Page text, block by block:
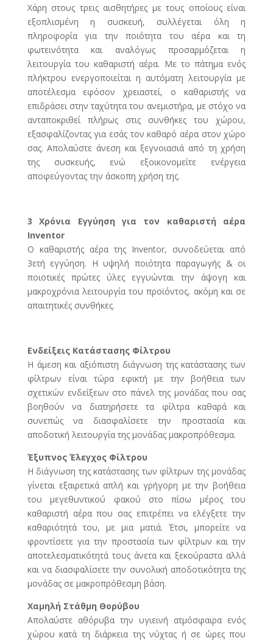
Χάρη στους τρεις αισθητήρες με τους οποίους είναι
εξοπλισμένη η συσκευή, συλλέγεται όλη η
πληροφορία για την ποιότητα του αέρα και τη
φωτεινότητα και αναλόγως προσαρμόζεται η
λειτουργία του καθαριστή αέρα. Με το πάτημα ενός
πλήκτρου ενεργοποιείται η αυτόματη λειτουργία με
αποτέλεσμα εφόσον χρειαστεί, ο καθαριστής να
επιδράσει στην ταχύτητα του ανεμιστήρα, με στόχο να
ανταποκριθεί πλήρως στις συνθήκες του χώρου,
εξασφαλίζοντας για εσάς τον καθαρό αέρα στον χώρο
σας. Απολαύστε άνεση και ξεγνοιασιά από τη χρήση
της συσκευής, ενώ εξοικονομείτε ενέργεια
αποφεύγοντας την άσκοπη χρήση της.
3 Χρόνια Εγγύηση για τον καθαριστή αέρα
Inventor
Ο καθαριστής αέρα της Inventor, συνοδεύεται από
3ετή εγγύηση. Η υψηλή ποιότητα παραγωγής & οι
ποιοτικές πρώτες ύλες εγγυώνται την άψογη και
μακροχρόνια λειτουργία του προϊόντος, ακόμη και σε
απαιτητικές συνθήκες.
Ενδείξεις Κατάστασης Φίλτρου
Η άμεση και αξιόπιστη διάγνωση της κατάστασης των
φίλτρων είναι τώρα εφικτή με την βοήθεια των
σχετικών ενδείξεων στο πάνελ της μονάδας που σας
βοηθούν να διατηρήσετε τα φίλτρα καθαρά και
συνεπώς να διασφαλίσετε την προστασία και
αποδοτική λειτουργία της μονάδας μακροπρόθεσμα.
Έξυπνος Έλεγχος Φίλτρου
Η διάγνωση της κατάστασης των φίλτρων της μονάδας
γίνεται εξαιρετικά απλή και γρήγορη με την βοήθεια
του μεγεθυντικού φακού στο πίσω μέρος του
καθαριστή αέρα που σας επιτρέπει να ελέγξετε την
καθαριότητά του, με μια ματιά. Έτσι, μπορείτε να
φροντίσετε για την προστασία των φίλτρων και την
αποτελεσματικότητά τους άνετα και ξεκούραστα αλλά
και να διασφαλίσετε την συνολική αποδοτικότητα της
μονάδας σε μακροπρόθεσμη βάση.
Χαμηλή Στάθμη Θορύβου
Απολαύστε αθόρυβα την υγιεινή ατμόσφαιρα ενός
χώρου κατά τη διάρκεια της νύχτας ή σε ώρες που